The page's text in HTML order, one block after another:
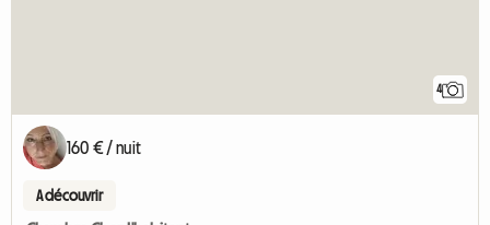
4
160 € / nuit
A découvrir